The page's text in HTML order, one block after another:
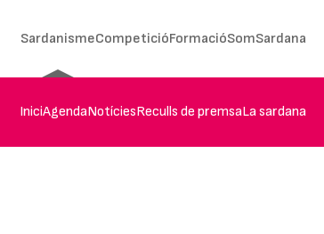
SardanismeCompeticióFormacióSomSardana
IniciAgendaNotíciesReculls de premsaLa sardana